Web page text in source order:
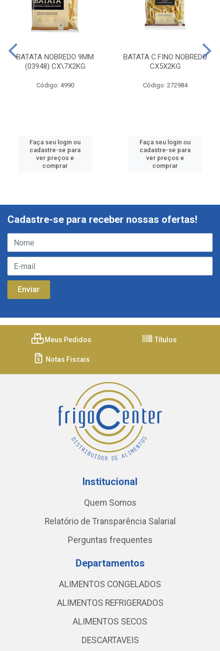
BATATA NOBREDO 9MM
(03948) CX\7X2KG
Código: 4990
Faça seu login ou
cadastre-se para
ver preços e
comprar
BATATA C.FINO NOBREDO
CX5X2KG
Código: 272984
Faça seu login ou
cadastre-se para
ver preços e
comprar
Cadastre-se para receber nossas ofertas!
Meus Pedidos Títulos
Notas Fiscais
Institucional
Quem Somos
Relatório de Transparência Salarial
Perguntas frequentes
Departamentos
ALIMENTOS CONGELADOS
ALIMENTOS REFRIGERADOS
ALIMENTOS SECOS
DESCARTAVEIS